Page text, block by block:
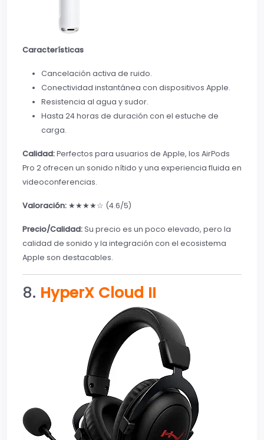
Características
Cancelación activa de ruido.
Conectividad instantánea con dispositivos Apple.
Resistencia al agua y sudor.
Hasta 24 horas de duración con el estuche de
carga.
Calidad:Perfectos para usuarios de Apple, los AirPods
Pro 2 ofrecen un sonido nítido y una experiencia fluida en
videoconferencias.
Valoración: ★★★★☆ (4.6/5)
Precio/Calidad:Su precio es un poco elevado, pero la
calidad de sonido y la integración con el ecosistema
Apple son destacables.
8. HyperX Cloud II